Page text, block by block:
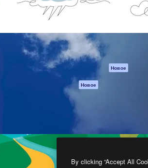
Генератор видео
ИИ
на основе ИИ
Стоковый контент
MCP для
Claude/ChatGPT
Новое
Агенты Новое
API
Мобильное
Все инструменты
Magnific
By clicking “Accept All